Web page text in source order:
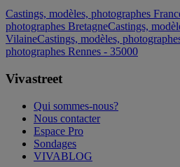
Castings, modèles, photographes
photographes BretagneCastings,
VilaineCastings, modèles,
photographes Rennes - 35000
Vivastreet
Qui sommes-nous?
Nous contacter
Espace Pro
Sondages
VIVABLOG